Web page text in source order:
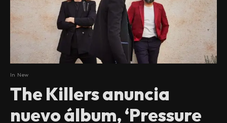
In New
The Killers anuncia
nuevo álbum, ‘Pressure